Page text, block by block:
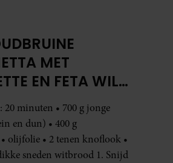
MET
EN FETA WIL
MAKEN
minuten • 700 g jonge
en dun) • 400 g
olijfolie • 2 tenen knoflook •
sneden witbrood 1. Snijd